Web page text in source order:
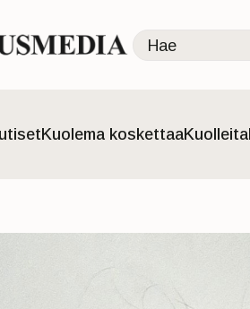
Kuolema koskettaaKuolleita